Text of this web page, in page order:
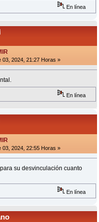
En línea
03, 2024, 21:27 Horas »
En línea
03, 2024, 22:55 Horas »
su desvinculación cuanto
En línea